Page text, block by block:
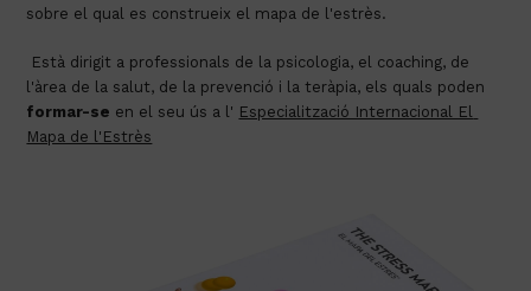
sobre el qual es construeix el mapa de l'estrès.
formar-se en el seu ús a l' Especialització Internacional El
Mapa de l'Estrès